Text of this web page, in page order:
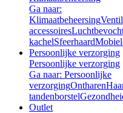
Ga naar:
Klimaatbeheersing
accessoires
kachelSfeerhaard
Persoonlijke verzorging
Persoonlijke verzorging
Ga naar: Persoonlijke
verzorgingOntharen
tandenborstel
Outlet